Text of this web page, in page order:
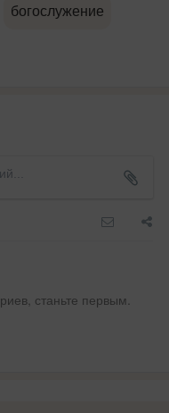
богослужение
станьте первым.